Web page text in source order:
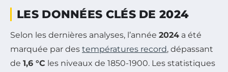
LES DONNÉES CLÉS DE 2024
Selon les dernières analyses, l’année 2024 a été
marquée par des températures record, dépassant
de 1,6 °C les niveaux de 1850-1900. Les statistiques